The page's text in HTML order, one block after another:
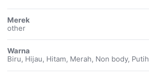
Merek
other
Warna
Biru, Hijau, Hitam, Merah, Non body, Putih